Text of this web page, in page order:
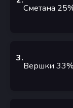
Сметана
3.
Вершки 33%